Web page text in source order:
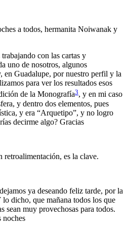
a todos, hermanita Noiwanak y
con las cartas y
uno de nosotros, algunos
en Guadalupe, por nuestro perfil y la
para ver los resultados esos
de la Monografía3, y en mi caso
y dentro dos elementos, pues
y era “Arquetipo”, y no logro
decirme algo? Gracias
retroalimentación, es la clave.
ya deseando feliz tarde, por la
lo dicho, que mañana todos los que
sean muy provechosas para todos.
noches